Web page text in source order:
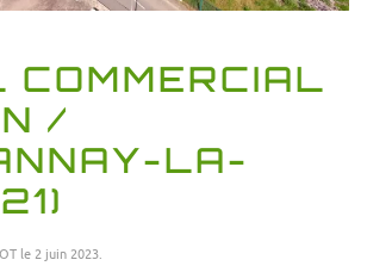
COMMERCIAL
/
LA-
le 2 juin 2023.